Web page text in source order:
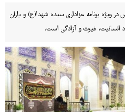
ویژه برنامه عزاداری سیده شهدا(ع) و یاران
غیرت و آزادگی است.